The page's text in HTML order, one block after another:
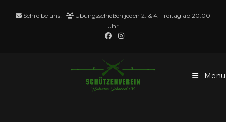
Inhalt Schreibe uns!
Übungsschießen jeden 2. & 4. Freitag ab 20:00
Uhr
Menü